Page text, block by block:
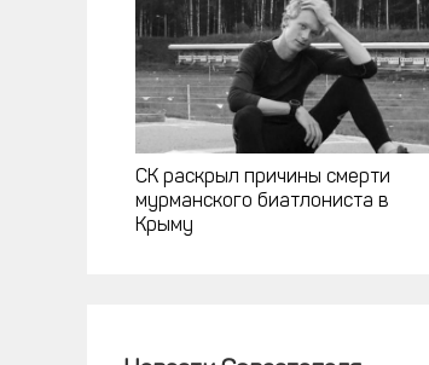
СК раскрыл причины смерти
мурманского биатлониста в
Крыму